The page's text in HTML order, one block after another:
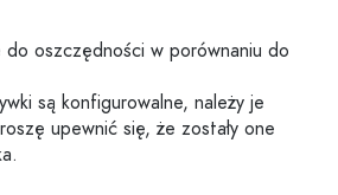
oszczędności w porównaniu do
są konfigurowalne, należy je
upewnić się, że zostały one